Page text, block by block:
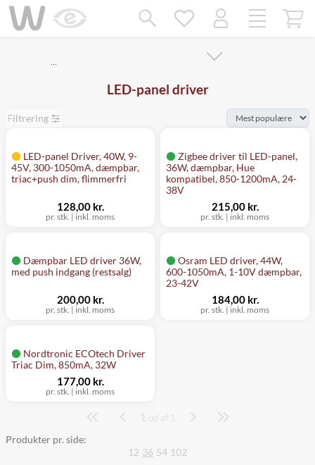
…
LED-panel driver
Filtrering
LED-panel Driver, 40W, 9-
45V, 300-1050mA, dæmpbar,
triac+push dim, flimmerfri
pr. stk. | inkl. moms
128,00 kr.
Zigbee driver til LED-panel,
36W, dæmpbar, Hue
kompatibel, 850-1200mA, 24-
38V
pr. stk. | inkl. moms
215,00 kr.
Dæmpbar LED driver 36W,
med push indgang (restsalg)
pr. stk. | inkl. moms
200,00 kr.
Osram LED driver, 44W,
600-1050mA, 1-10V dæmpbar,
23-42V
pr. stk. | inkl. moms
184,00 kr.
Nordtronic ECOtech Driver
Triac Dim, 850mA, 32W
pr. stk. | inkl. moms
177,00 kr.
Side
1 ud af 1
Produkter pr. side:
12 36 54 102
Mangler chatten?
Ret samtykke!